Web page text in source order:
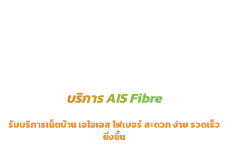
บริการ AIS Fibre
รับบริการเน็ตบ้าน เอไอเอส ไฟเบอร์ สะดวก ง่าย รวดเร็ว
ยิ่งขึ้น